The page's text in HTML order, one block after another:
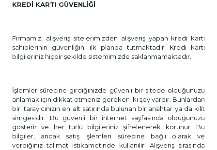
KREDİ KARTI GÜVENLİĞİ
Firmamız, alışveriş sitelerimizden alışveriş yapan kredi kartı
sahiplerinin güvenliğini ilk planda tutmaktadır. Kredi kartı
bilgileriniz hiçbir şekilde sistemimizde saklanmamaktadır.
İşlemler sürecine girdiğinizde güvenli bir sitede olduğunuzu
anlamak için dikkat etmeniz gereken iki şey vardır. Bunlardan
biri tarayıcınızın en alt satırında bulunan bir anahtar ya da kilit
simgesidir. Bu güvenli bir internet sayfasında olduğunuzu
gösterir ve her türlü bilgileriniz şifrelenerek korunur. Bu
bilgiler, ancak satış işlemleri sürecine bağlı olarak ve
verdiğiniz talimat istikametinde kullanılır. Alışveriş sırasında